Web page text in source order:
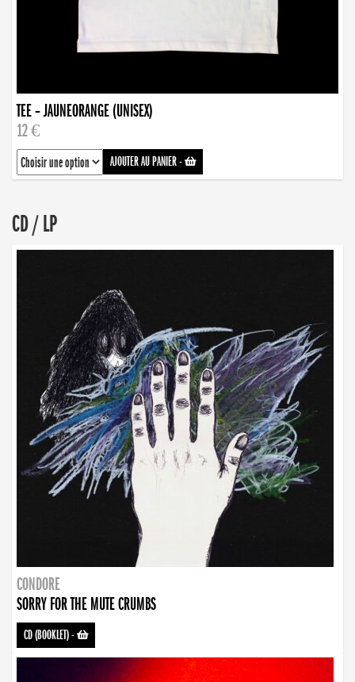
TEE – JAUNEORANGE (UNISEX)
12 €
AJOUTER AU PANIER-
CD / LP
CONDORE
SORRY FOR THE MUTE CRUMBS
CD (BOOKLET)-